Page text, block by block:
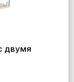
двумя